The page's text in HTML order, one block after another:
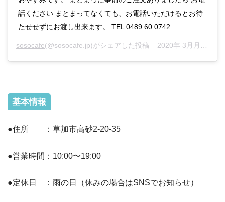
話ください まとまってなくても、お電話いただけるとお待
たせせずにお渡し出来ます。 TEL 0489 60 0742
sosocafe(@sosocafe.jp)がシェアした投稿 – 2020年 3月月31日午前1時36分PDT
基本情報
●住所 ：草加市高砂2-20-35
●営業時間：10:00〜19:00
●定休日 ：雨の日（休みの場合はSNSでお知らせ）